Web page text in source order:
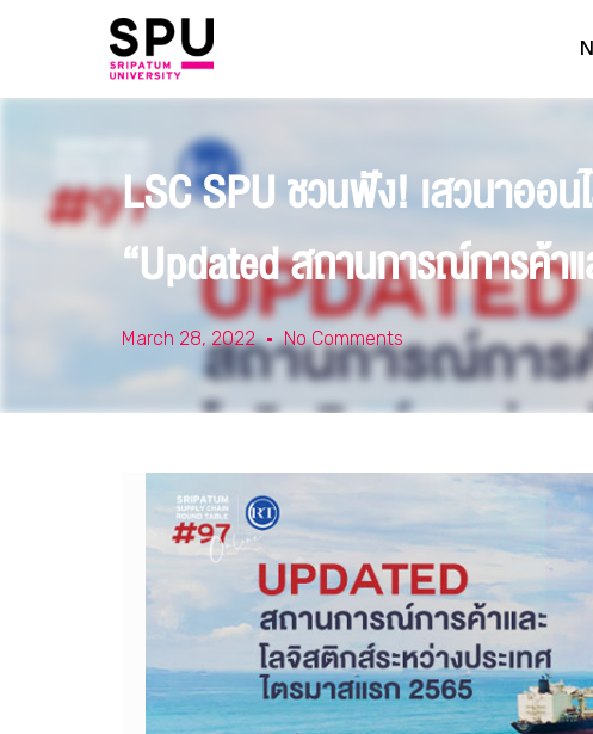
LSC SPU ชวนฟัง! เสวนาออ
“Updated สถานการณ์การค้าแ
March 28, 2022 No Comments